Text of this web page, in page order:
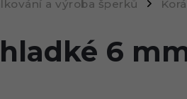
a výroba šperků /
6